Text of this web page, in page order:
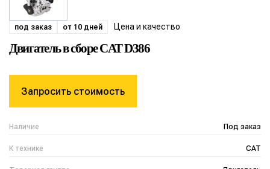
под заказ от 10 дней Цена и качество
Двигатель в сборе CAT D386
Наличие Под заказ
К технике CAT
Запросить стоимость